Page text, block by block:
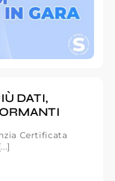
DATI,
Certificata